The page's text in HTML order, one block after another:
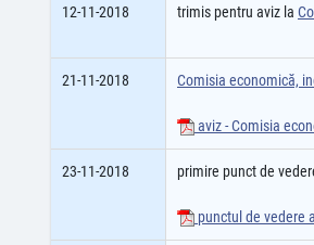
12-11-2018 trimis pentru aviz la
21-11-2018 Comisia economică,
aviz - Comisia
23-11-2018 primire punct de
punctul de vedere